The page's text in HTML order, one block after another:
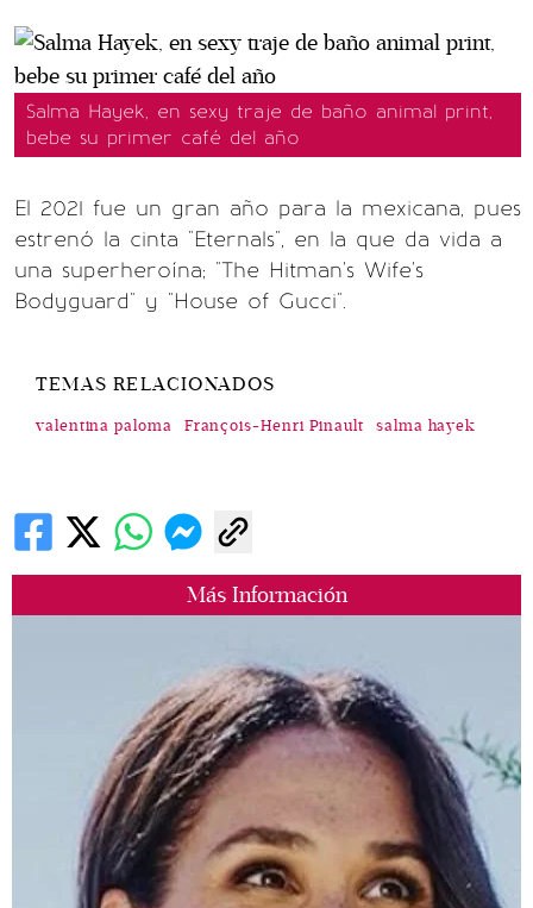
Más Información
Salma Hayek, en sexy traje de baño animal print,
bebe su primer café del año
El 2021 fue un gran año para la mexicana, pues
estrenó la cinta "Eternals", en la que da vida a
una superheroína; "The Hitman's Wife's
Bodyguard" y "House of Gucci".
TEMAS RELACIONADOS
valentina paloma François-Henri Pinault salma hayek